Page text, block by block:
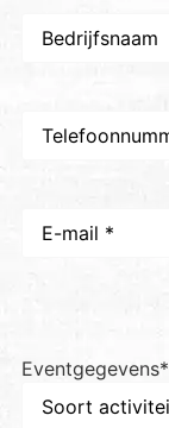
mail*
Eventgegevens*